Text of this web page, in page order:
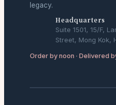
legacy.
Headquarters
Suite 1501, 15/F,
Street, Mong Kok,
Order by noon · Delivered